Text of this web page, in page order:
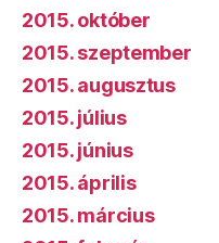
2015. október
2015. szeptember
2015. augusztus
2015. július
2015. június
2015. április
2015. március